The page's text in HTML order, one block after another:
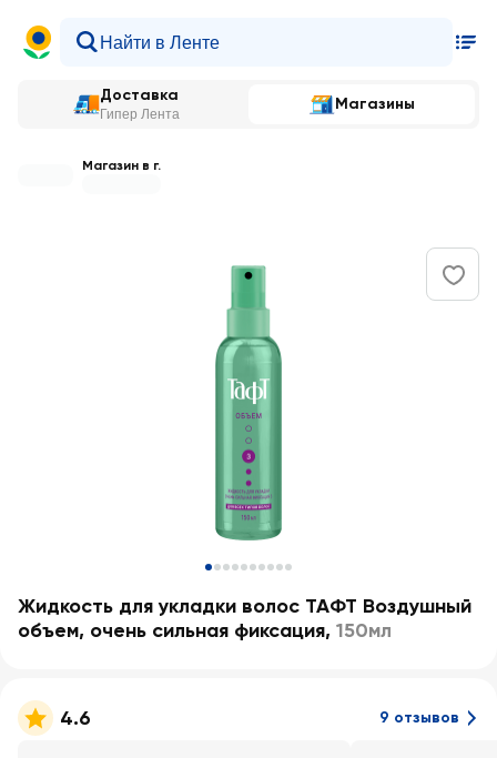
Доставка
Гипер Лента
Магазины
Магазин в г.
Жидкость для укладки волос ТАФТ Воздушный
объем, очень сильная фиксация, 150мл
4.6 9 отзывов